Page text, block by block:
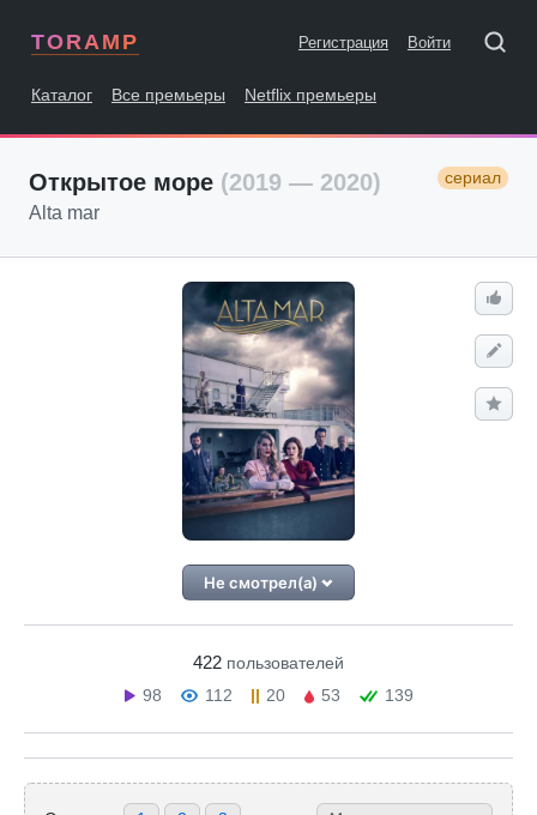
TORAMP Регистрация Войти
Каталог Все премьеры Netflix премьеры
Открытое море (2019 — 2020) сериал
Alta mar
Не смотрел(а)
422 пользователей
98
112 20 53 139